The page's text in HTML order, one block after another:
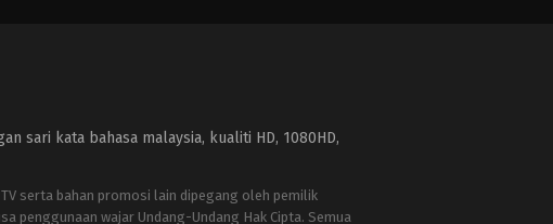
sari kata bahasa malaysia, kualiti HD, 1080HD,
serta bahan promosi lain dipegang oleh pemilik
penggunaan wajar Undang-Undang Hak Cipta. Semua